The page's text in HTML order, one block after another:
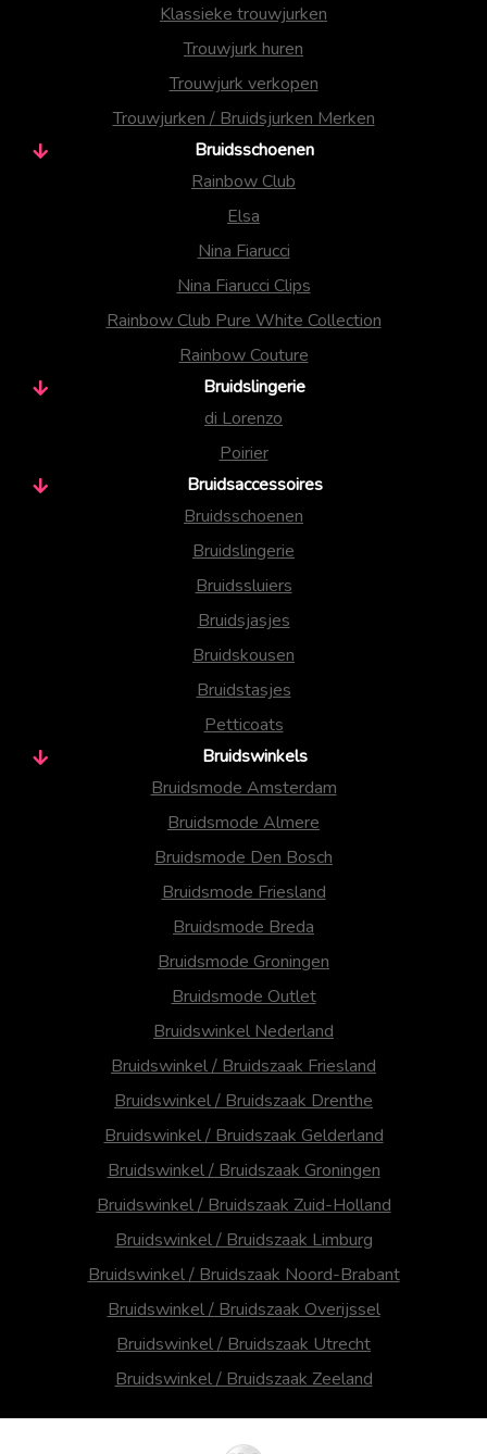
Klassieke trouwjurken
Trouwjurk huren
Trouwjurk verkopen
Trouwjurken / Bruidsjurken Merken
Bruidsschoenen
Rainbow Club
Elsa
Nina Fiarucci
Nina Fiarucci Clips
Rainbow Club Pure White Collection
Rainbow Couture
Bruidslingerie
di Lorenzo
Poirier
Bruidsaccessoires
Bruidsschoenen
Bruidslingerie
Bruidssluiers
Bruidsjasjes
Bruidskousen
Bruidstasjes
Petticoats
Bruidswinkels
Bruidsmode Amsterdam
Bruidsmode Almere
Bruidsmode Den Bosch
Bruidsmode Friesland
Bruidsmode Breda
Bruidsmode Groningen
Bruidsmode Outlet
Bruidswinkel Nederland
Bruidswinkel / Bruidszaak Friesland
Bruidswinkel / Bruidszaak Drenthe
Bruidswinkel / Bruidszaak Gelderland
Bruidswinkel / Bruidszaak Groningen
Bruidswinkel / Bruidszaak Zuid-Holland
Bruidswinkel / Bruidszaak Limburg
Bruidswinkel / Bruidszaak Noord-Brabant
Bruidswinkel / Bruidszaak Overijssel
Bruidswinkel / Bruidszaak Utrecht
Bruidswinkel / Bruidszaak Zeeland